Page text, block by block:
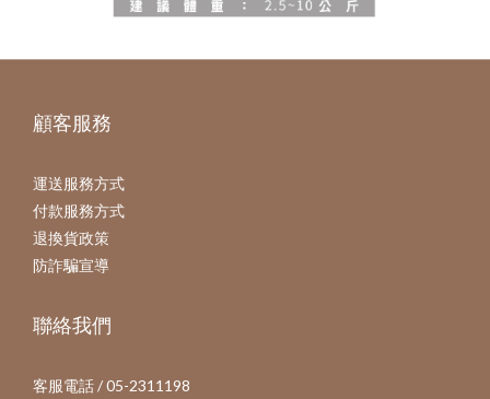
顧客服務
運送服務方式
付款服務方式
退換貨政策
防詐騙宣導
聯絡我們
客服電話 / 05-2311198